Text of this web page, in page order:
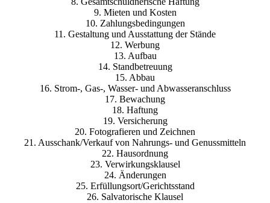
9. Mieten und Kosten
10. Zahlungsbedingungen
11. Gestaltung und Ausstattung der Stände
12. Werbung
13. Aufbau
14. Standbetreuung
15. Abbau
16. Strom-, Gas-, Wasser- und Abwasseranschluss
17. Bewachung
18. Haftung
19. Versicherung
20. Fotografieren und Zeichnen
21. Ausschank/Verkauf von Nahrungs- und Genussmitteln
22. Hausordnung
23. Verwirkungsklausel
24. Änderungen
25. Erfüllungsort/Gerichtsstand
26. Salvatorische Klausel